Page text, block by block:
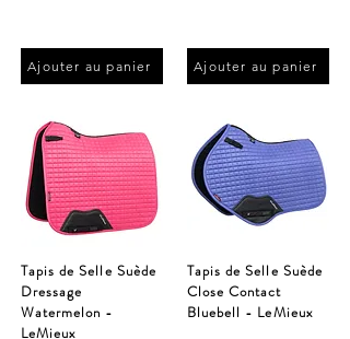
Ajouter au panier
Tapis de Selle Suède
Dressage
Watermelon -
LeMieux
Ajouter au panier
Tapis de Selle Suède
Close Contact
Bluebell - LeMieux